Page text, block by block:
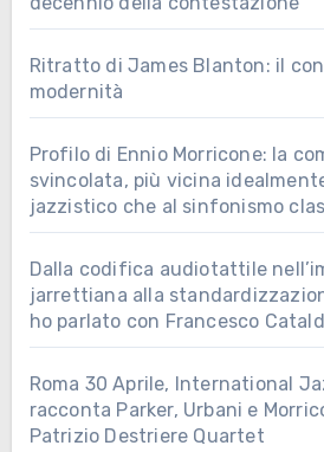
Ritratto di James Blanton: il
modernità
Profilo di Ennio Morricone: la
svincolata, più vicina
jazzistico che al sinfonismo
Dalla codifica audiotattile
jarrettiana alla
ho parlato con Francesco
Roma 30 Aprile, International
racconta Parker, Urbani e
Patrizio Destriere Quartet